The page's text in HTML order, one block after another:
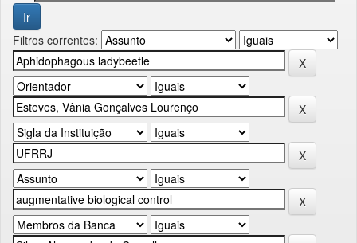
Filtros correntes: